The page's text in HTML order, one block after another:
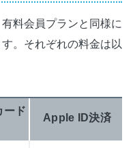
料会員プランと同様に
。それぞれの料金は以
ード
Apple ID決済